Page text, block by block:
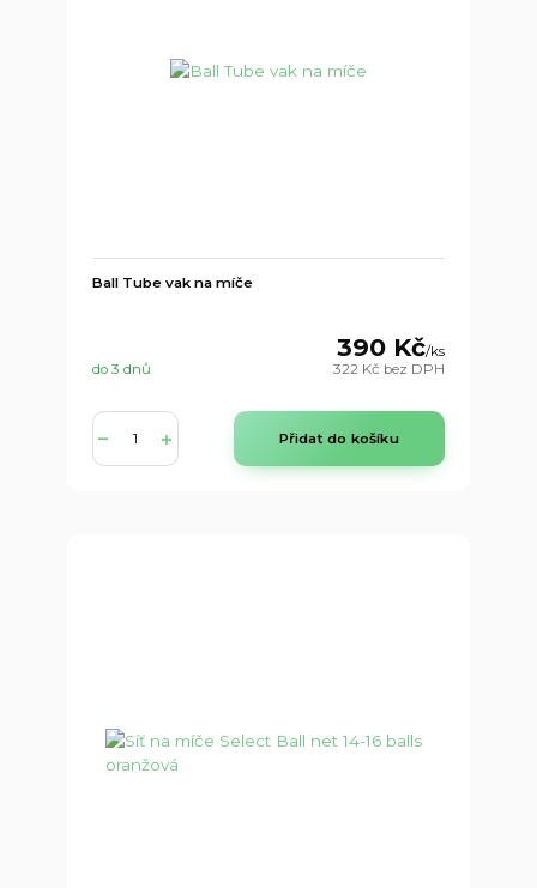
Ball Tube vak na míče
390 Kč/ks
322 Kč bez DPH
do 3 dnů
Přidat do košíku